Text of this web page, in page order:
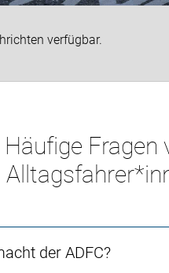
verfügbar.
Häufige Fragen
der ADFC?